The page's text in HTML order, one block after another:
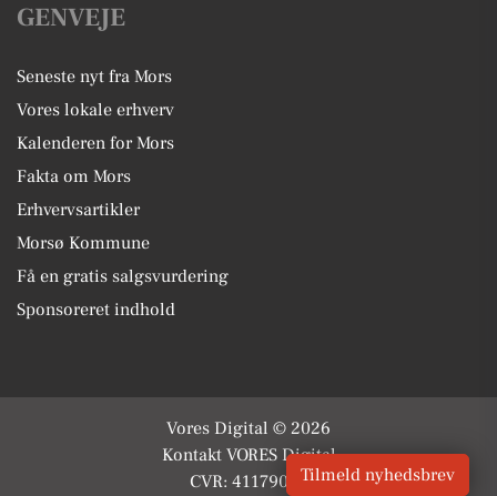
GENVEJE
Seneste nyt fra Mors
Vores lokale erhverv
Kalenderen for Mors
Fakta om Mors
Erhvervsartikler
Morsø Kommune
Få en gratis salgsvurdering
Sponsoreret indhold
Vores Digital © 2026
Kontakt VORES Digital
CVR: 41179082Tilmeld nyhedsbrev